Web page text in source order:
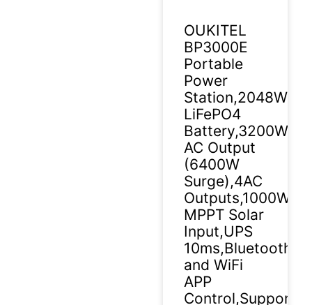
OUKITEL
BP3000E
Portable
Power
Station,2048Wh
LiFePO4
Battery,3200W
AC Output
(6400W
Surge),4AC
Outputs,1000W
MPPT Solar
Input,UPS
10ms,Bluetooth
and WiFi
APP
Control,Support